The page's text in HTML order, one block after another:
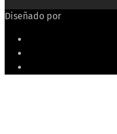
Diseñado por